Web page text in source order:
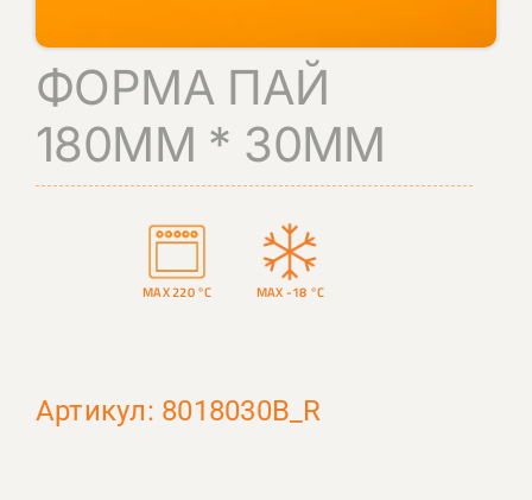
ПОИСК
ФОРМА ПАЙ
180ММ * 30ММ
MAX 220 °C MAX -18 °C
Артикул: 8018030B_R